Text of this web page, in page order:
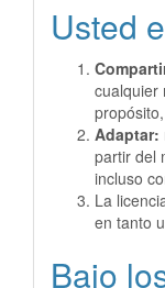
Usted
cualquier
Adaptar:
partir del
incluso
La
en tanto
Bajo